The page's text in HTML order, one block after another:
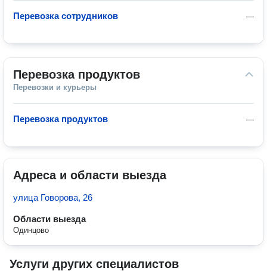
—
Перевозка сотрудников
Перевозка продуктов
Перевозки и курьеры
—
Перевозка продуктов
Адреса и области выезда
улица Говорова, 26
Области выезда
Одинцово
Услуги других специалистов